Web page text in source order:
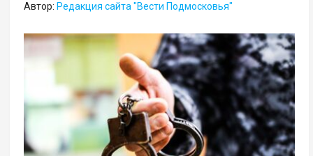
Автор: Редакция сайта "Вести Подмосковья"